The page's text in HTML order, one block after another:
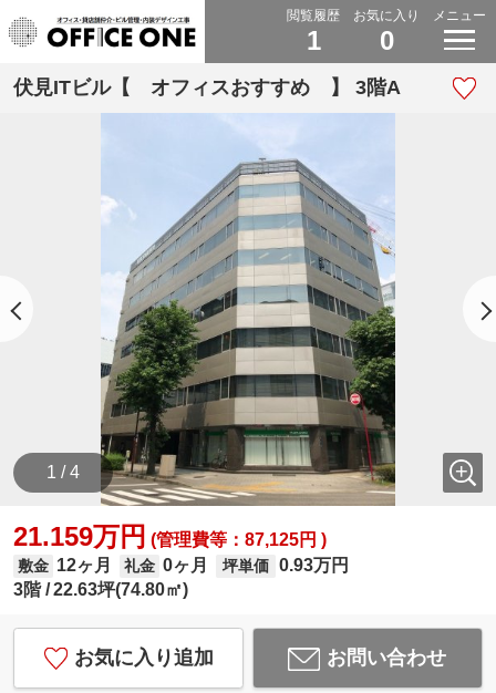
閲覧履歴
1
お気に入り
0
メニュー
伏見ITビル【 オフィスおすすめ 】 3階A
1 / 4
21.159万円 (管理費等：87,125円 )
敷金 12ヶ月 礼金 0ヶ月 坪単価 0.93万円
3階 22.63坪(74.80㎡)
お気に入り追加 お問い合わせ